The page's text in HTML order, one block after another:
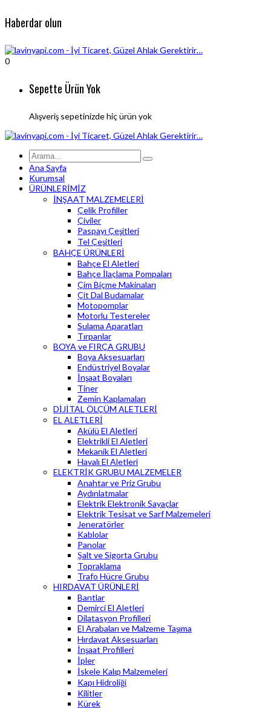
Haberdar olun
0
Sepette Ürün Yok
Alışveriş sepetinizde hiç ürün yok
Ana Sayfa
Kurumsal
ÜRÜNLERİMİZ
İNŞAAT MALZEMELERİ
Çelik Profiller
Çiviler
Paspayı Çeşitleri
Tel Çeşitleri
BAHÇE ÜRÜNLERİ
Bahçe El Aletleri
Bahçe İlaçlama Pompaları
Çim Biçme Makinaları
Çit Dal Budamalar
Motopomplar
Motorlu Testereler
Sulama Aparatları
Tırpanlar
BOYA ve FIRÇA GRUBU
Boya Aksesuarları
Endüstriyel Boyalar
İnşaat Boyaları
Tiner
Zemin Kaplamaları
DİJİTAL ÖLÇÜM ALETLERİ
EL ALETLERİ
Akülü El Aletleri
Elektrikli El Aletleri
Mekanik El Aletleri
Havalı El Aletleri
ELEKTRİK GRUBU MALZEMELER
Anahtar ve Priz Grubu
Aydınlatmalar
Elektrik Elektronik Sayaçlar
Elektrik Tesisat ve Sarf Malzemeleri
Jeneratörler
Kablolar
Panolar
Şalt ve Sigorta Grubu
Topraklama
Trafo Hücre Grubu
HIRDAVAT ÜRÜNLERİ
Bantlar
Demirci El Aletleri
Dilatasyon Profilleri
El Arabaları ve Malzeme Taşıma
Hırdavat Aksesuarları
İnşaat Profilleri
İpler
İskele Kalıp Malzemeleri
Kapı Hidroliği
Kilitler
Kürek